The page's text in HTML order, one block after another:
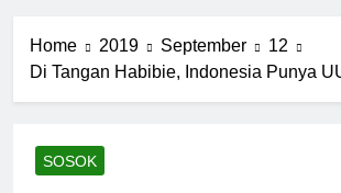
Home 2019 September
12
Di Tangan Habibie, Indonesia Punya
SOSOK